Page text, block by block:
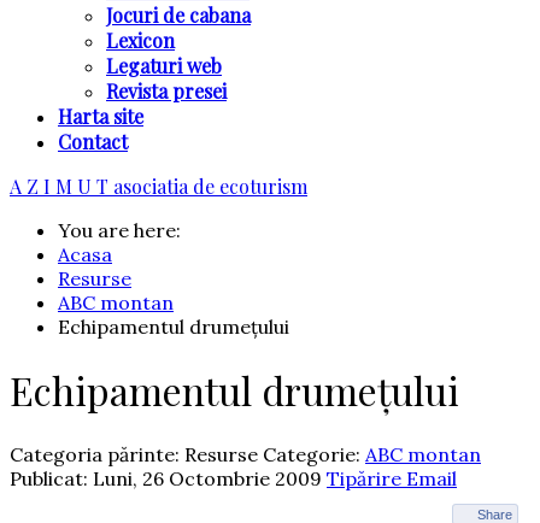
Jocuri de cabana
Lexicon
Legaturi web
Revista presei
Harta site
Contact
A Z I M U T asociatia de ecoturism
You are here:
Acasa
Resurse
ABC montan
Echipamentul drumețului
Echipamentul drumețului
Categoria părinte: Resurse Categorie: ABC montan
Publicat: Luni, 26 Octombrie 2009 Tipărire Email
Share